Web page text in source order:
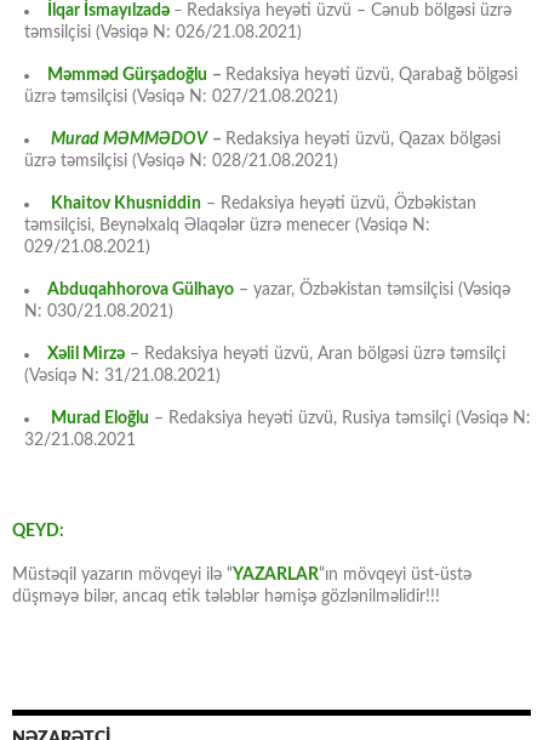
İlqar İsmayılzadə – Redaksiya heyəti üzvü – Cənub bölgəsi üzrə
təmsilçisi (Vəsiqə N: 026/21.08.2021)
Məmməd Gürşadoğlu – Redaksiya heyəti üzvü, Qarabağ bölgəsi
üzrə təmsilçisi (Vəsiqə N: 027/21.08.2021)
Murad MƏMMƏDOV – Redaksiya heyəti üzvü, Qazax bölgəsi
üzrə təmsilçisi (Vəsiqə N: 028/21.08.2021)
Khaitov Khusniddin – Redaksiya heyəti üzvü, Özbəkistan
təmsilçisi, Beynəlxalq Əlaqələr üzrə menecer (Vəsiqə N:
029/21.08.2021)
Abduqahhorova Gülhayo – yazar, Özbəkistan təmsilçisi (Vəsiqə
N: 030/21.08.2021)
Xəlil Mirzə – Redaksiya heyəti üzvü, Aran bölgəsi üzrə təmsilçi
(Vəsiqə N: 31/21.08.2021)
Murad Eloğlu – Redaksiya heyəti üzvü, Rusiya təmsilçi (Vəsiqə N:
32/21.08.2021
QEYD:
Müstəqil yazarın mövqeyi ilə “YAZARLAR“ın mövqeyi üst-üstə
düşməyə bilər, ancaq etik tələblər həmişə gözlənilməlidir!!!